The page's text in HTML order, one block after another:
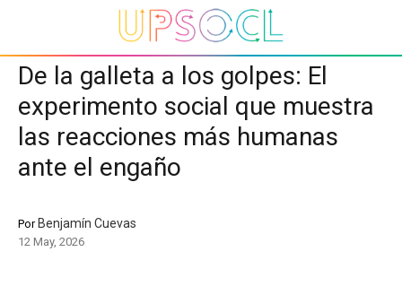
De la galleta a los golpes: El
experimento social que muestra
las reacciones más humanas
ante el engaño
Por Benjamín Cuevas
12 May, 2026